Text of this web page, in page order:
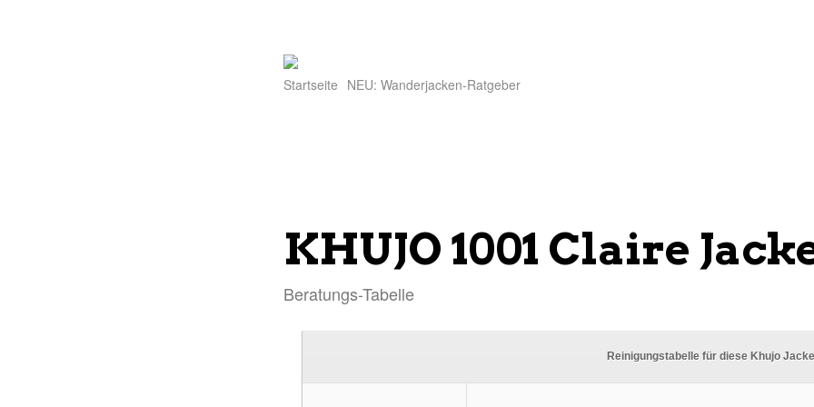
Startseite NEU: Wanderjacken-Ratgeber
KHUJO 1001 Claire
Beratungs-Tabelle
Reinigungstabelle für diese Khujo Jacke